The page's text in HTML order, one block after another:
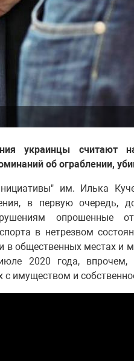
украинцы считают
об ограблении,
им. Илька
в первую очередь,
опрошенные
в нетрезвом
в общественных местах и
2020 года, впрочем,
с имуществом и